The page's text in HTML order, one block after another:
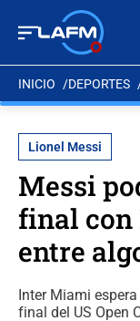
INICIO DEPORTES
Lionel Messi
Messi
final con
entre
Inter Miami
final del US Open